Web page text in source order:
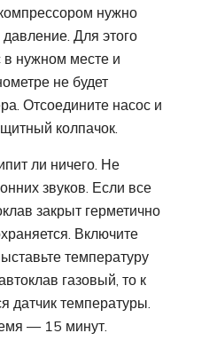
нужно
Для этого
в нужном месте и
не будет
Отсоедините насос и
колпачок.
ли ничего. Не
звуков. Если все
закрыт герметично
Включите
температуру
газовый, то к
датчик температуры.
— 15 минут.